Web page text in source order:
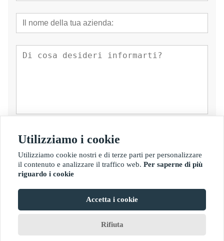
presentare
Copyright di © Fujian Golden Bamboo Industry Co., Ltd.
Utilizziamo i cookie
Utilizziamo cookie nostri e di terze parti per personalizzare
il contenuto e analizzare il traffico web. Per saperne di più
riguardo i cookie
Accetta i cookie
Rifiuta